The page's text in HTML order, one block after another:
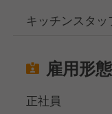
キッチンスタッ
雇用形態
正社員